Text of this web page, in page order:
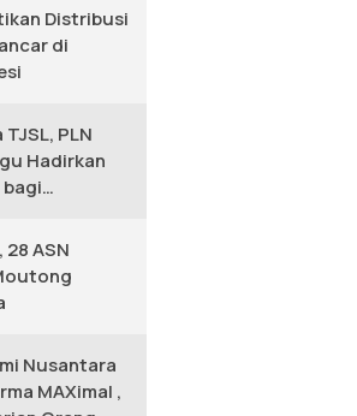
Distribusi
di
PLN
Hadirkan
28 ASN
Nusantara
MAXimal ,